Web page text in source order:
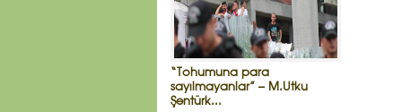
“Tohumuna para
sayılmayanlar” – M.Utku
Şentürk...